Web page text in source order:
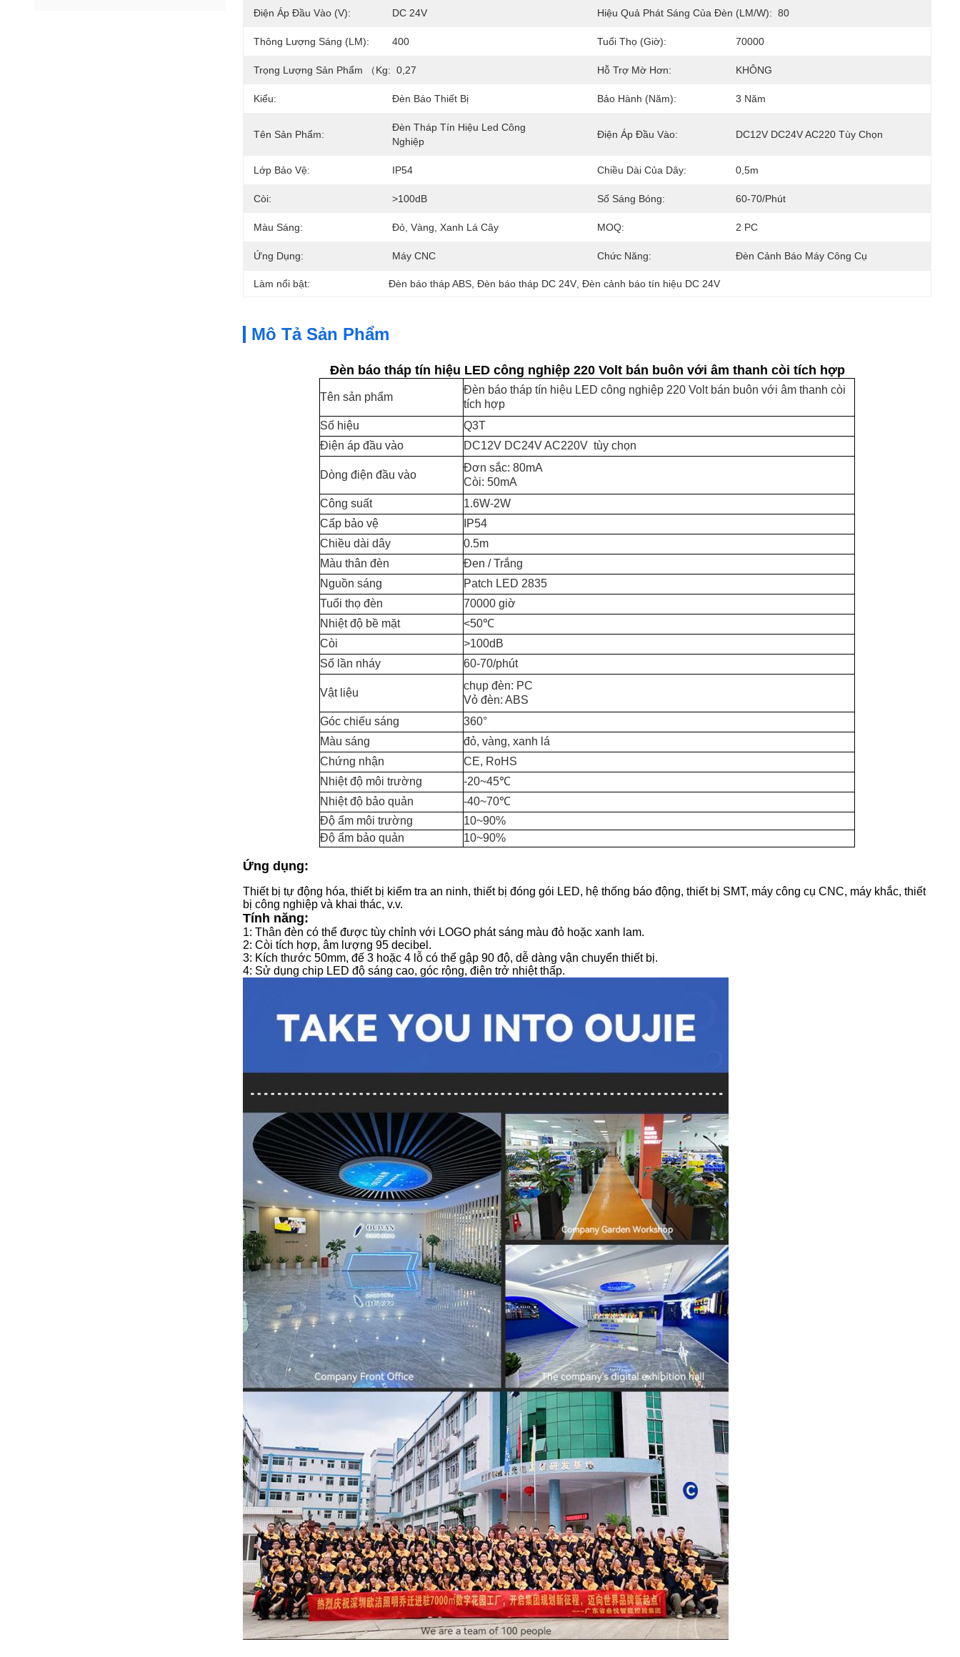
Điện Áp Đầu Vào (V): DC 24V Hiệu Quả Phát Sáng Của Đèn (LM/W): 80
Thông Lượng Sáng (LM): 400 Tuổi Thọ (giờ): 70000
Trọng Lượng Sản Phẩm （kg: 0,27 Hỗ Trợ Mờ Hơn: KHÔNG
Kiểu: Đèn Báo Thiết Bị Bảo Hành (năm): 3 Năm
Tên Sản Phẩm:
Đèn Tháp Tín Hiệu Led Công
Nghiệp
Điện Áp Đầu Vào: DC12V DC24V AC220 Tùy Chọn
Lớp Bảo Vệ: IP54 Chiều Dài Của Dây: 0,5m
Còi: >100dB Số Sáng Bóng: 60-70/phút
Màu Sáng: Đỏ, Vàng, Xanh Lá Cây MOQ: 2 PC
Ứng Dụng: Máy CNC Chức Năng: Đèn Cảnh Báo Máy Công Cụ
Làm nổi bật: Đèn báo tháp ABS, Đèn báo tháp DC 24V, Đèn cảnh báo tín hiệu DC 24V
Mô Tả Sản Phẩm
Đèn báo tháp tín hiệu LED công nghiệp 220 Volt bán buôn với âm thanh còi tích hợp
Tên sản phẩm
Đèn báo tháp tín hiệu LED công nghiệp 220 Volt bán buôn với âm thanh còi
tích hợp
Số hiệu
Q3T
Điện áp đầu vào
DC12V DC24V AC220V tùy chọn
Dòng điện đầu vào
Đơn sắc: 80mA
Còi: 50mA
Công suất
1.6W-2W
Cấp bảo vệ
IP54
Chiều dài dây
0.5m
Màu thân đèn
Đen / Trắng
Nguồn sáng
Patch LED 2835
Tuổi thọ đèn
70000 giờ
Nhiệt độ bề mặt
<50℃
Còi
>100dB
Số lần nháy
60-70/phút
Vật liệu
chụp đèn: PC
Vỏ đèn: ABS
Góc chiếu sáng
360°
Màu sáng
đỏ, vàng, xanh lá
Chứng nhận
CE, RoHS
Nhiệt độ môi trường
-20~45℃
Nhiệt độ bảo quản
-40~70℃
Độ ẩm môi trường
10~90%
Độ ẩm bảo quản
10~90%
Ứng dụng:
Thiết bị tự động hóa, thiết bị kiểm tra an ninh, thiết bị đóng gói LED, hệ thống báo động, thiết bị SMT, máy công cụ CNC, máy khắc, thiết
bị công nghiệp và khai thác, v.v.
Tính năng:
1: Thân đèn có thể được tùy chỉnh với LOGO phát sáng màu đỏ hoặc xanh lam.
2: Còi tích hợp, âm lượng 95 decibel.
3: Kích thước 50mm, đế 3 hoặc 4 lỗ có thể gập 90 độ, dễ dàng vận chuyển thiết bị.
4: Sử dụng chip LED độ sáng cao, góc rộng, điện trở nhiệt thấp.